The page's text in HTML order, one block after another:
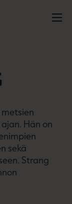
Hän on
sekä
Strang